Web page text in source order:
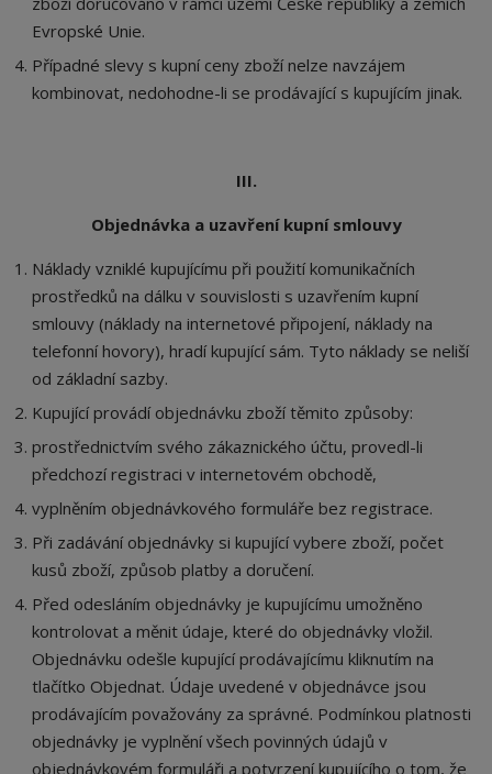
Evropské Unie.
Případné slevy s kupní ceny zboží nelze navzájem
kombinovat, nedohodne-li se prodávající s kupujícím jinak.
III.
Objednávka a uzavření kupní smlouvy
Náklady vzniklé kupujícímu při použití komunikačních
prostředků na dálku v souvislosti s uzavřením kupní
smlouvy (náklady na internetové připojení, náklady na
telefonní hovory), hradí kupující sám. Tyto náklady se neliší
od základní sazby.
Kupující provádí objednávku zboží těmito způsoby:
prostřednictvím svého zákaznického účtu, provedl-li
předchozí registraci v internetovém obchodě,
vyplněním objednávkového formuláře bez registrace.
Při zadávání objednávky si kupující vybere zboží, počet
kusů zboží, způsob platby a doručení.
Před odesláním objednávky je kupujícímu umožněno
kontrolovat a měnit údaje, které do objednávky vložil.
Objednávku odešle kupující prodávajícímu kliknutím na
tlačítko Objednat. Údaje uvedené v objednávce jsou
prodávajícím považovány za správné. Podmínkou platnosti
objednávky je vyplnění všech povinných údajů v
objednávkovém formuláři a potvrzení kupujícího o tom, že